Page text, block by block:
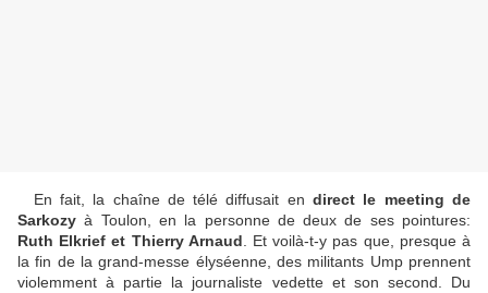
En fait, la chaîne de télé diffusait endirect le meeting de
Sarkozy à Toulon, en la personne de deux de ses pointures:
Ruth Elkrief et Thierry Arnaud . Et voilà-t-y pas que, presque à
la fin de la grand-messe élyséenne, des militants Ump prennent
violemment à partie la journaliste vedette et son second. Du